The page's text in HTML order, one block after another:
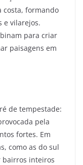
costa, formando
e vilarejos.
para criar
paisagens em
de tempestade:
pela
fortes. Em
como as do sul
bairros inteiros